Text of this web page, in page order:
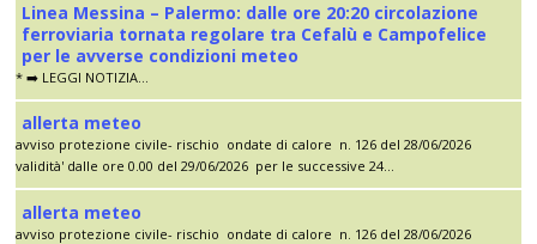
Linea Messina – Palermo: dalle ore 20:20 circolazione
ferroviaria tornata regolare tra Cefalù e Campofelice
per le avverse condizioni meteo
* ➡️ LEGGI NOTIZIA...
allerta meteo
avviso protezione civile- rischio ondate di calore n. 126 del 28/06/2026
validità' dalle ore 0.00 del 29/06/2026 per le successive 24...
allerta meteo
avviso protezione civile- rischio ondate di calore n. 126 del 28/06/2026